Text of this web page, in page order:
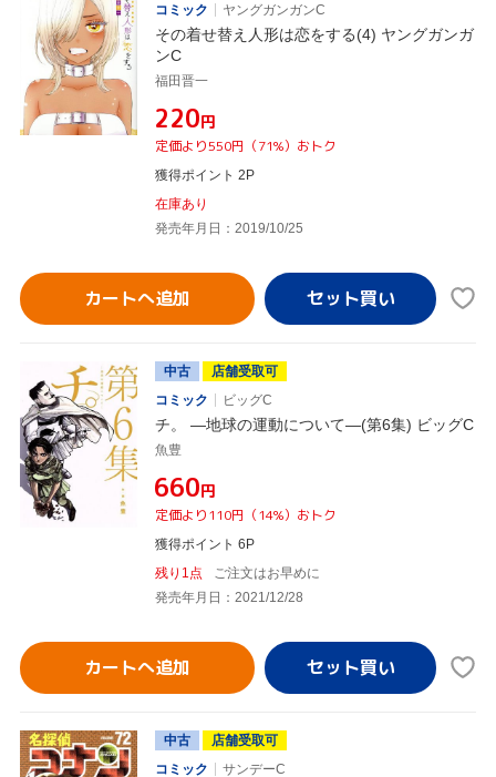
コミック
ヤングガンガンC
その着せ替え人形は恋をする(4) ヤングガンガ
ンC
福田晋一
¥220円
定価より550円（71%）おトク
獲得ポイント 2P
在庫あり
発売年月日：2019/10/25
カートへ追加
中古
店舗受取可
コミック
ビッグC
チ。 ―地球の運動について―(第6集) ビッグC
魚豊
¥660円
定価より110円（14%）おトク
獲得ポイント 6P
残り1点
ご注文はお早めに
発売年月日：2021/12/28
カートへ追加
中古
店舗受取可
コミック
サンデーC